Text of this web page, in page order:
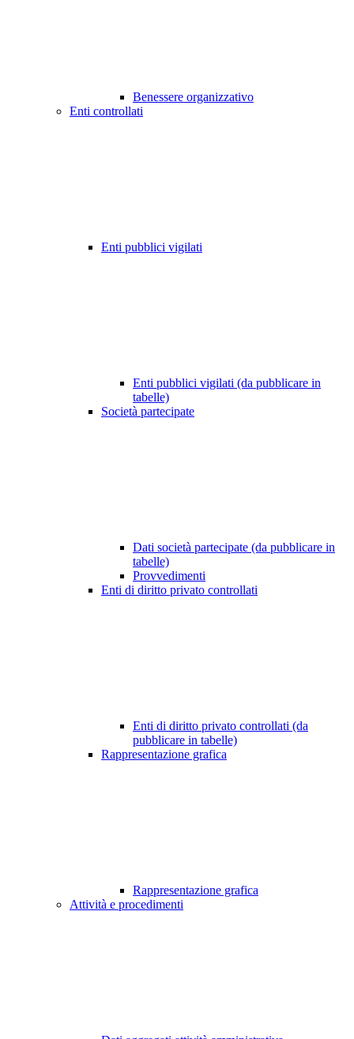
Benessere organizzativo
Enti controllati
Enti pubblici vigilati
Enti pubblici vigilati (da pubblicare in
tabelle)
Società partecipate
Dati società partecipate (da pubblicare in
tabelle)
Provvedimenti
Enti di diritto privato controllati
Enti di diritto privato controllati (da
pubblicare in tabelle)
Rappresentazione grafica
Rappresentazione grafica
Attività e procedimenti